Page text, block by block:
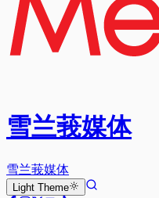
雪兰莪媒体
雪兰莪媒体
Light Theme